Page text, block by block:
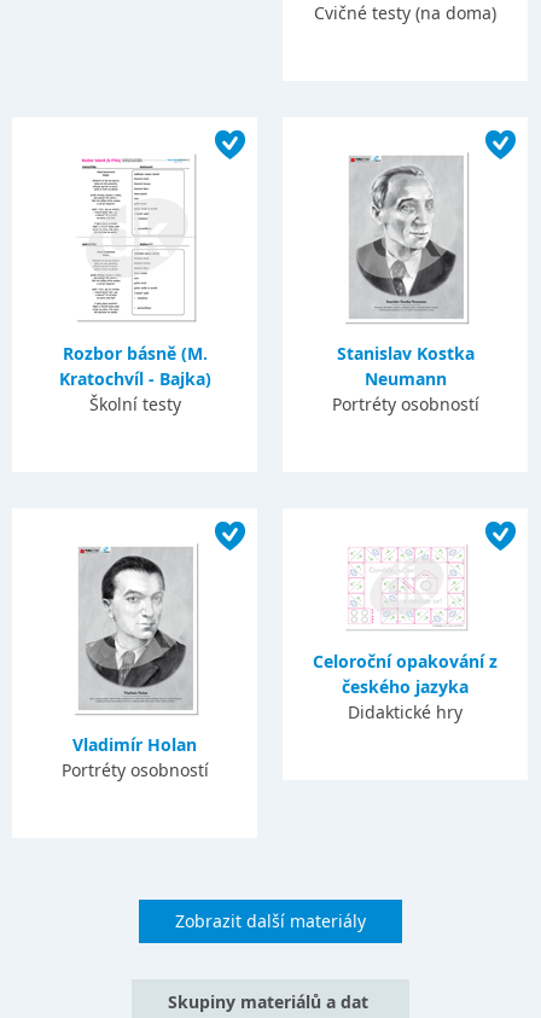
Cvičné testy (na doma)
Rozbor básně (M.
Kratochvíl - Bajka)
Školní testy
Stanislav Kostka
Neumann
Portréty osobností
Vladimír Holan
Portréty osobností
Celoroční opakování z
českého jazyka
Didaktické hry
Zobrazit další materiály
Skupiny materiálů a dat